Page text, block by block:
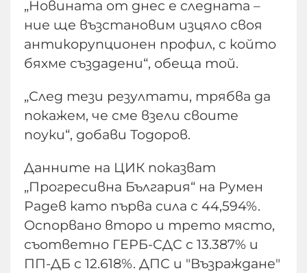
„Новината от днес е следната –
ние ще възстановим изцяло своя
антикорупционен профил, с който
бяхме създадени“, обеща той.
„След тези резултати, трябва да
покажем, че сме взели своите
поуки“, добави Тодоров.
Данните на ЦИК показват
„Прогресивна България“ на Румен
Радев като първа сила с 44,594%.
Оспорвано второ и трето място,
съответно ГЕРБ-СДС с 13.387% и
ПП-ДБ с 12.618%. ДПС и "Възраждане"